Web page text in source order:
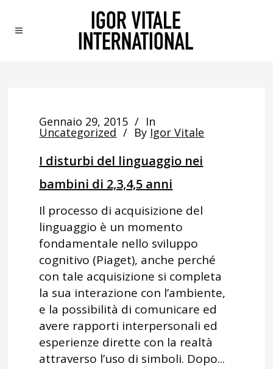
Gennaio 29, 2015 In
Uncategorized By Igor Vitale
I disturbi del linguaggio nei
bambini di 2,3,4,5 anni
Il processo di acquisizione del
linguaggio è un momento
fondamentale nello sviluppo
cognitivo (Piaget), anche perché
con tale acquisizione si completa
la sua interazione con l’ambiente,
e la possibilità di comunicare ed
avere rapporti interpersonali ed
esperienze dirette con la realtà
attraverso l’uso di simboli. Dopo...